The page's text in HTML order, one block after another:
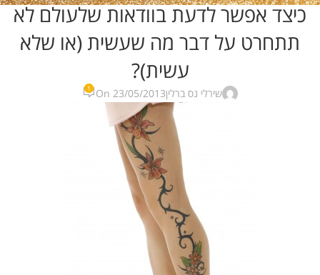
כיצד אפשר לדעת בוודאות שלעולם לא
תתחרט על דבר מה שעשית (או שלא
עשית)?
שירלי נס ברליןOn 23/05/2013
1